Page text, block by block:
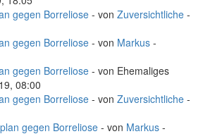
gegen Borreliose - von Zuversichtliche -
gegen Borreliose - von Markus -
gegen Borreliose - von Ehemaliges
08:00
gegen Borreliose - von Zuversichtliche -
gegen Borreliose - von Markus -